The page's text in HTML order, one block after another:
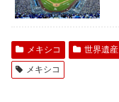
メキシコ 世界遺産
メキシコ